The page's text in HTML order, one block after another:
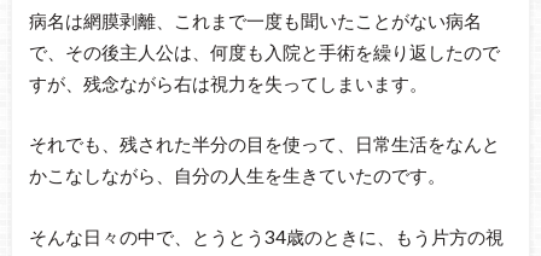
病名は網膜剥離、これまで一度も聞いたことがない病名
で、その後主人公は、何度も入院と手術を繰り返したので
すが、残念ながら右は視力を失ってしまいます。
それでも、残された半分の目を使って、日常生活をなんと
かこなしながら、自分の人生を生きていたのです。
そんな日々の中で、とうとう34歳のときに、もう片方の視